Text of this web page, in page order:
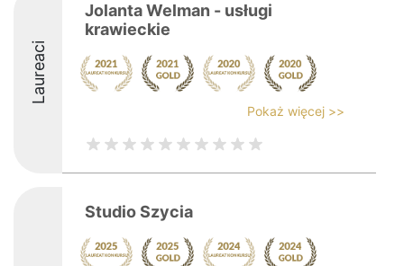
Laureaci
Jolanta Welman - usługi
krawieckie
Pokaż więcej >>
Studio Szycia